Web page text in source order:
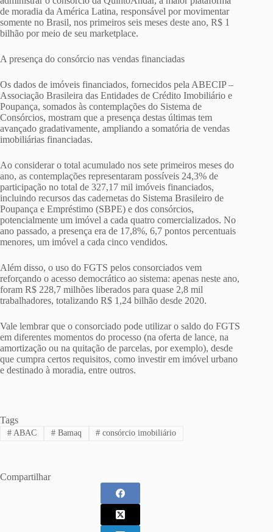
de moradia da América Latina, responsável por movimentar
somente no Brasil, nos primeiros seis meses deste ano, R$ 1
bilhão por meio de seu marketplace.
A presença do consórcio nas vendas financiadas
Os dados de imóveis financiados, fornecidos pela ABECIP –
Associação Brasileira das Entidades de Crédito Imobiliário e
Poupança, somados às contemplações do Sistema de
Consórcios, mostram que a presença destas últimas tem
avançado gradativamente, ampliando a somatória de vendas
imobiliárias financiadas.
Ao considerar o total acumulado nos sete primeiros meses do
ano, as contemplações representaram possíveis 24,3% de
participação no total de 327,17 mil imóveis financiados,
incluindo recursos das cadernetas do Sistema Brasileiro de
Poupança e Empréstimo (SBPE) e dos consórcios,
potencialmente um imóvel a cada quatro comercializados. No
ano passado, a presença era de 17,8%, 6,7 pontos percentuais
menores, um imóvel a cada cinco vendidos.
Além disso, o uso do FGTS pelos consorciados vem
reforçando o acesso democrático ao sistema: apenas neste ano,
foram R$ 228,7 milhões liberados para quase 2,8 mil
trabalhadores, totalizando R$ 1,24 bilhão desde 2020.
Vale lembrar que o consorciado pode utilizar o saldo do FGTS
em diferentes momentos do processo (na oferta de lance, na
amortização ou na quitação de parcelas, por exemplo), desde
que cumpra certos requisitos, como investir em imóvel urbano
e destinado à moradia, entre outros.
Tags
#ABAC #Bamaq # consórcio imobiliário
Compartilhar